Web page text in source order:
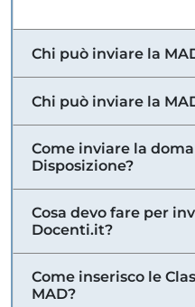
Chi può inviare la
Chi può inviare la
Come inviare la
Disposizione?
Cosa devo fare per
Docenti.it?
Come inserisco le
MAD?